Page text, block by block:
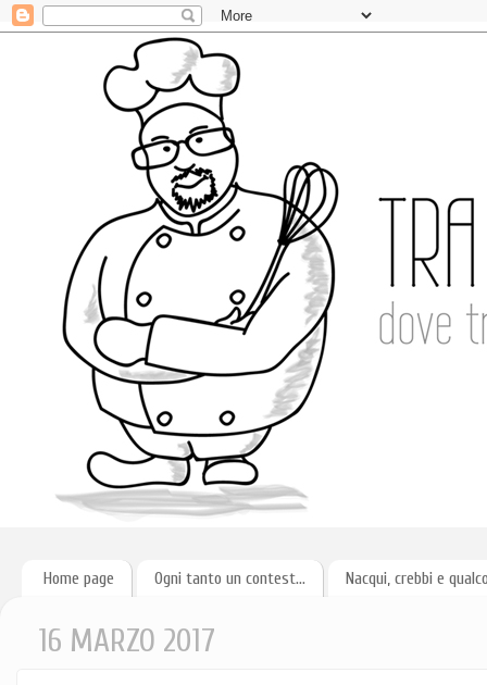
Home page Ogni tanto un contest... Nacqui, crebbi e
16 MARZO 2017